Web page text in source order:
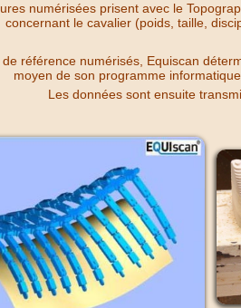
numérisées prisent avec le
concernant le cavalier (poids, taille,
référence numérisés, Equiscan
moyen de son programme
Les données sont ensuite